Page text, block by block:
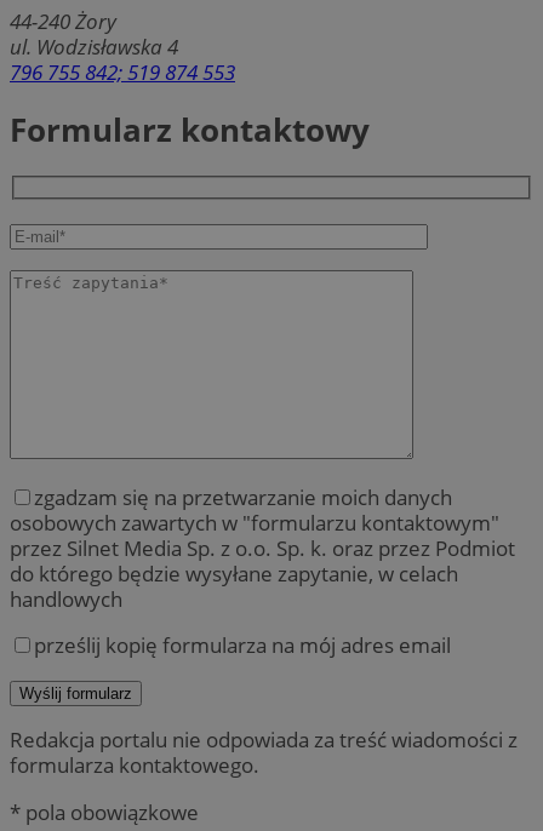
44-240Żory
ul. Wodzisławska 4
796 755 842; 519 874 553
Formularz kontaktowy
zgadzam się na przetwarzanie moich danych
osobowych zawartych w "formularzu kontaktowym"
przez Silnet Media Sp. z o.o. Sp. k. oraz przez Podmiot
do którego będzie wysyłane zapytanie, w celach
handlowych
prześlij kopię formularza na mój adres email
Redakcja portalu nie odpowiada za treść wiadomości z
formularza kontaktowego.
* pola obowiązkowe